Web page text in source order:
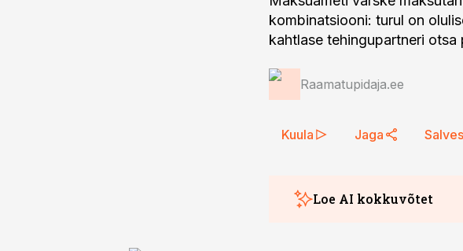
kombinatsiooni: turul on
kahtlase tehingupartneri otsa
Raamatupidaja.ee
Kuula Jaga
Loe AI kokkuvõtet